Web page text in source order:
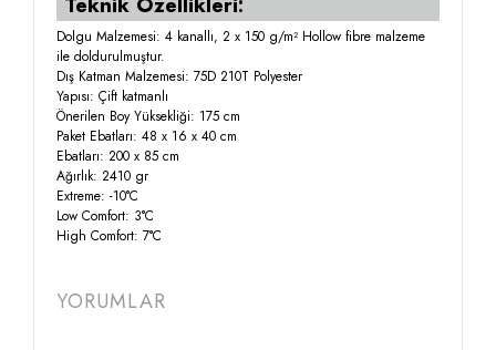
Dolgu Malzemesi: 4 kanallı, 2 x 150 g/m² Hollow fibre malzeme
ile doldurulmuştur.
Dış Katman Malzemesi: 75D 210T Polyester
Yapısı: Çift katmanlı
Önerilen Boy Yüksekliği: 175 cm
Paket Ebatları: 48 x 16 x 40 cm
Ebatları: 200 x 85 cm
Ağırlık: 2410 gr
Extreme: -10°C
Low Comfort: 3°C
High Comfort: 7°C
YORUMLAR